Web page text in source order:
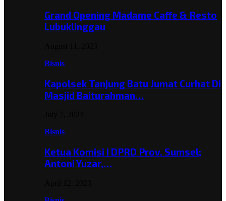
Grand Opening Madame Caffe & Resto
Lubuklinggau
Bisnis
Kapolsek Tanjung Batu Jumat Curhat Di
Masjid Baiturahman…
Bisnis
Ketua Komisi I DPRD Prov. Sumsel;
Antoni Yuzar,…